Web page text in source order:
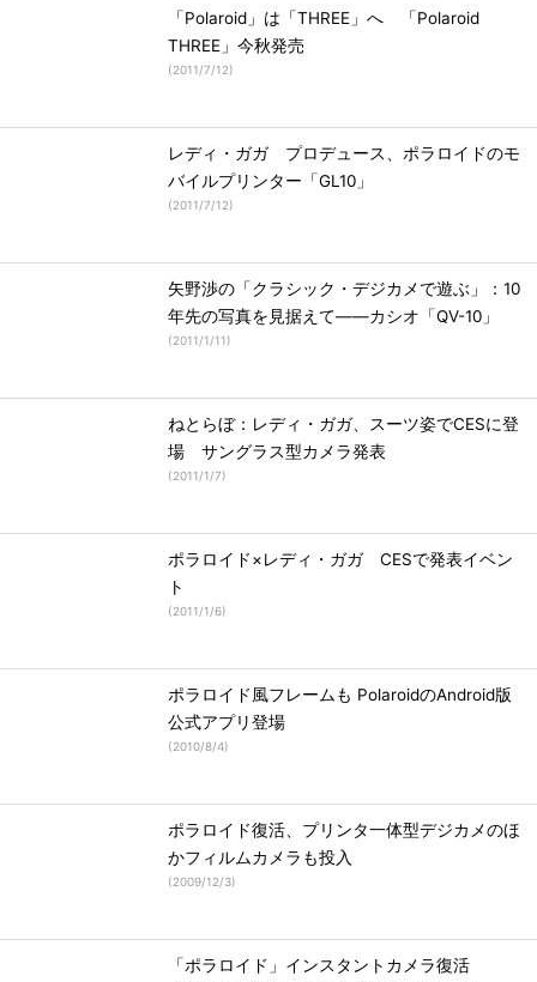
「Polaroid」は「THREE」へ 「Polaroid
THREE」今秋発売
(2011/7/12)
レディ・ガガ プロデュース、ポラロイドのモ
バイルプリンター「GL10」
(2011/7/12)
矢野渉の「クラシック・デジカメで遊ぶ」：10
年先の写真を見据えて――カシオ「QV-10」
(2011/1/11)
ねとらぼ：レディ・ガガ、スーツ姿でCESに登
場 サングラス型カメラ発表
(2011/1/7)
ポラロイド×レディ・ガガ CESで発表イベン
ト
(2011/1/6)
ポラロイド風フレームも PolaroidのAndroid版
公式アプリ登場
(2010/8/4)
ポラロイド復活、プリンタ一体型デジカメのほ
かフィルムカメラも投入
(2009/12/3)
「ポラロイド」インスタントカメラ復活